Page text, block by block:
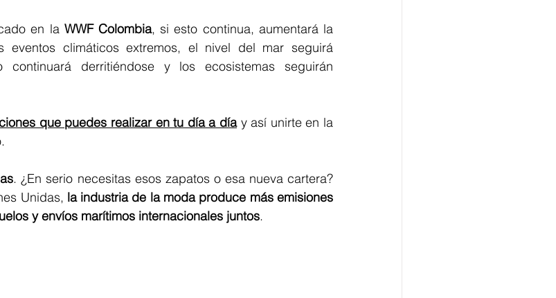
en la WWF Colombia, si esto continua, aumentará la
eventos climáticos extremos, el nivel del mar seguirá
que puedes realizar en tu día a día y así unirte en la
. ¿En serio necesitas esos zapatos o esa nueva cartera?
Unidas, la industria de la moda produce más emisiones
y envíos marítimos internacionales juntos.